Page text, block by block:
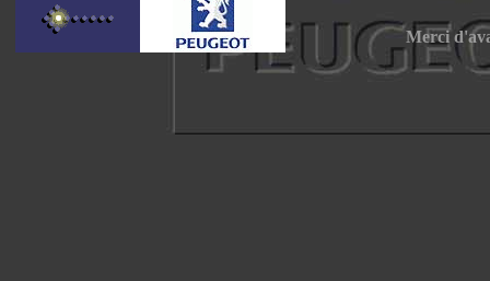
Merci